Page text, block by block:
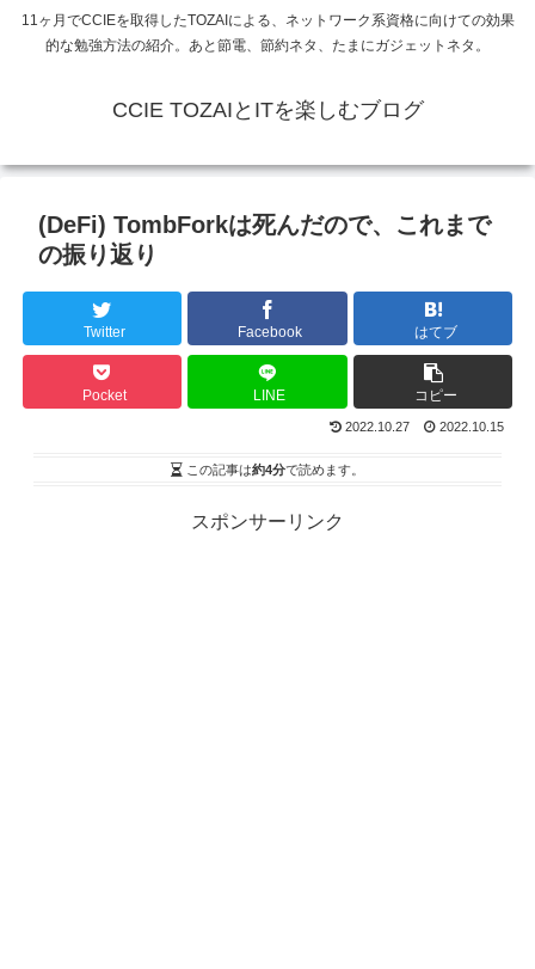
11ヶ月でCCIEを取得したTOZAIによる、ネットワーク系資格に向けての効果
的な勉強方法の紹介。あと節電、節約ネタ、たまにガジェットネタ。
CCIE TOZAIとITを楽しむブログ
(DeFi) TombForkは死んだので、これまで
の振り返り
Twitter Facebook はてブ
Pocket LINE コピー
2022.10.27 2022.10.15
この記事は約4分で読めます。
スポンサーリンク